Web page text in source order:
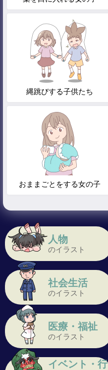
人物
のイラスト
社会生活
のイラスト
医療・福祉
のイラスト
イベント・行
縄跳びする子供たち
おままごとをする女の子